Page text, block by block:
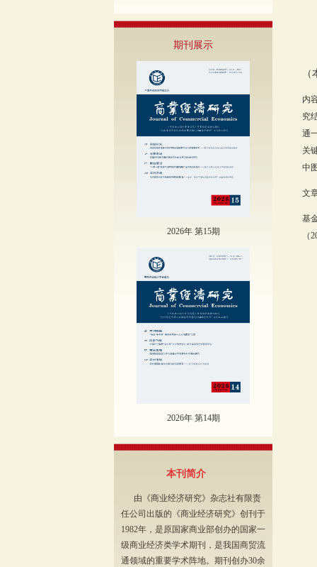
期刊展示
2026年 第15期
2026年 第14期
本刊简介
由《商业经济研究》杂志社有限责
任公司出版的《商业经济研究》创刊于
1982年，是原国家商业部创办的国家一
级商业经济类学术期刊，是我国商贸流
通领域的重要学术阵地。期刊创办30余
内
究
通
关
中
文
基
（